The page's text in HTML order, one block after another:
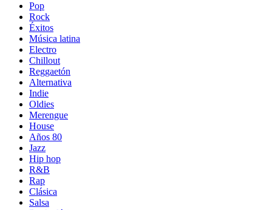
Pop
Rock
Éxitos
Música latina
Electro
Chillout
Reggaetón
Alternativa
Indie
Oldies
Merengue
House
Años 80
Jazz
Hip hop
R&B
Rap
Clásica
Salsa